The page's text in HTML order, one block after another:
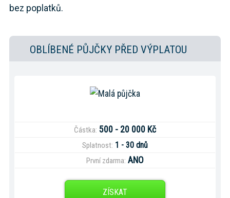
bez poplatků.
OBLÍBENÉ PŮJČKY PŘED VÝPLATOU
Částka: 500 - 20 000 Kč
Splatnost: 1 - 30 dnů
První zdarma: ANO
ZÍSKAT